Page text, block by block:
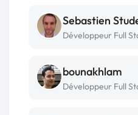
Sebastien
Développeur Full
bounakhlam